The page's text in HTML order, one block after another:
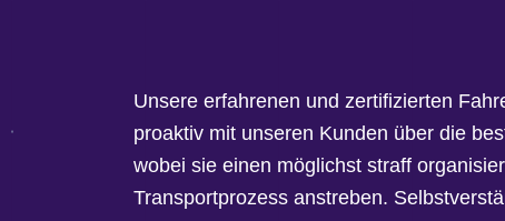
Unsere erfahrenen und zertifizierten
proaktiv mit unseren Kunden über die
wobei sie einen möglichst straff
Transportprozess anstreben.